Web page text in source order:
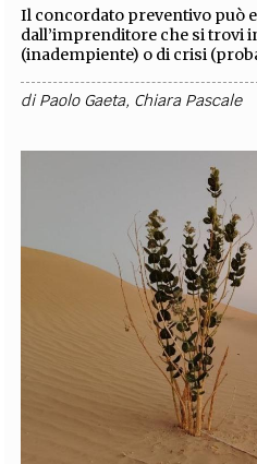
Il concordato preventivo può
dall’imprenditore che si trovi
(inadempiente) o di crisi
diPaolo Gaeta, Chiara Pascale